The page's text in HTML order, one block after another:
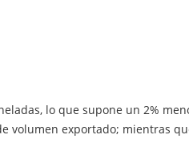
lo que supone un 2%
volumen exportado; mientras